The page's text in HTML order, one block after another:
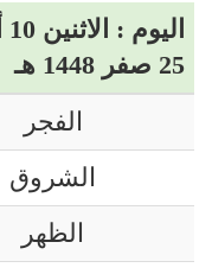
اليوم : الاثنين 10 أوت 2026 م
25 صفر 1448 هـ
الفجر
الشروق
الظهر